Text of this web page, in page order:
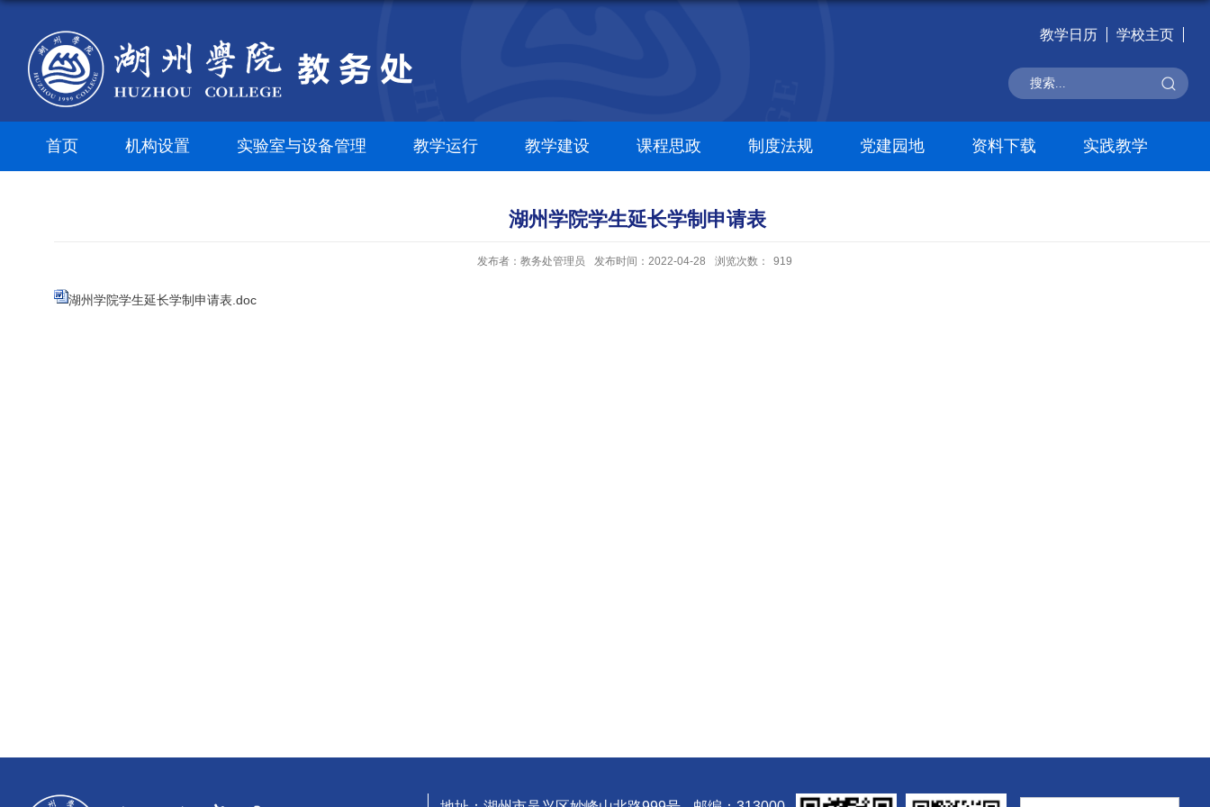
教学日历 学校主页
首页 机构设置 实验室与设备管理 教学运行 教学建设 课程思政 制度法规 党建园地 资料下载 实践教学
湖州学院学生延长学制申请表
发布者：教务处管理员 发布时间：2022-04-28 浏览次数： 919
湖州学院学生延长学制申请表.doc